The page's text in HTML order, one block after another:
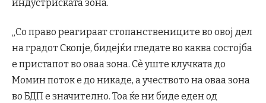
индустриската зона.
„Со право реагираат стопанствениците во овој дел
на градот Скопје, бидејќи гледате во каква состојба
е пристапот во оваа зона. Сè уште клучката до
Момин поток е до никаде, а учеството на оваа зона
во БДП е значително. Тоа ќе ни биде еден од